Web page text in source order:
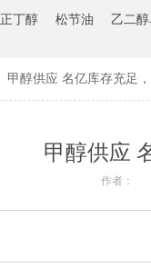
正丁醇 松节油 乙二
甲醇供应 名亿库存充足
甲醇供应
作者：